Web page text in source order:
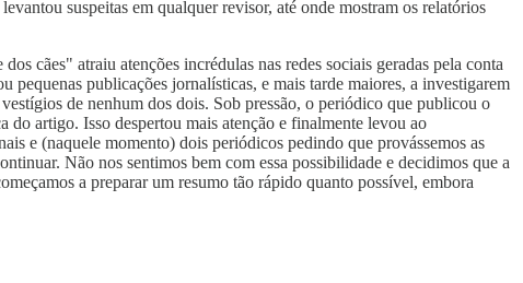
suspeitas em qualquer revisor, até onde mostram os relatórios
cães" atraiu atenções incrédulas nas redes sociais geradas pela conta
pequenas publicações jornalísticas, e mais tarde maiores, a investigarem
de nenhum dos dois. Sob pressão, o periódico que publicou o
do artigo. Isso despertou mais atenção e finalmente levou ao
e (naquele momento) dois periódicos pedindo que provássemos as
Não nos sentimos bem com essa possibilidade e decidimos que a
a preparar um resumo tão rápido quanto possível, embora